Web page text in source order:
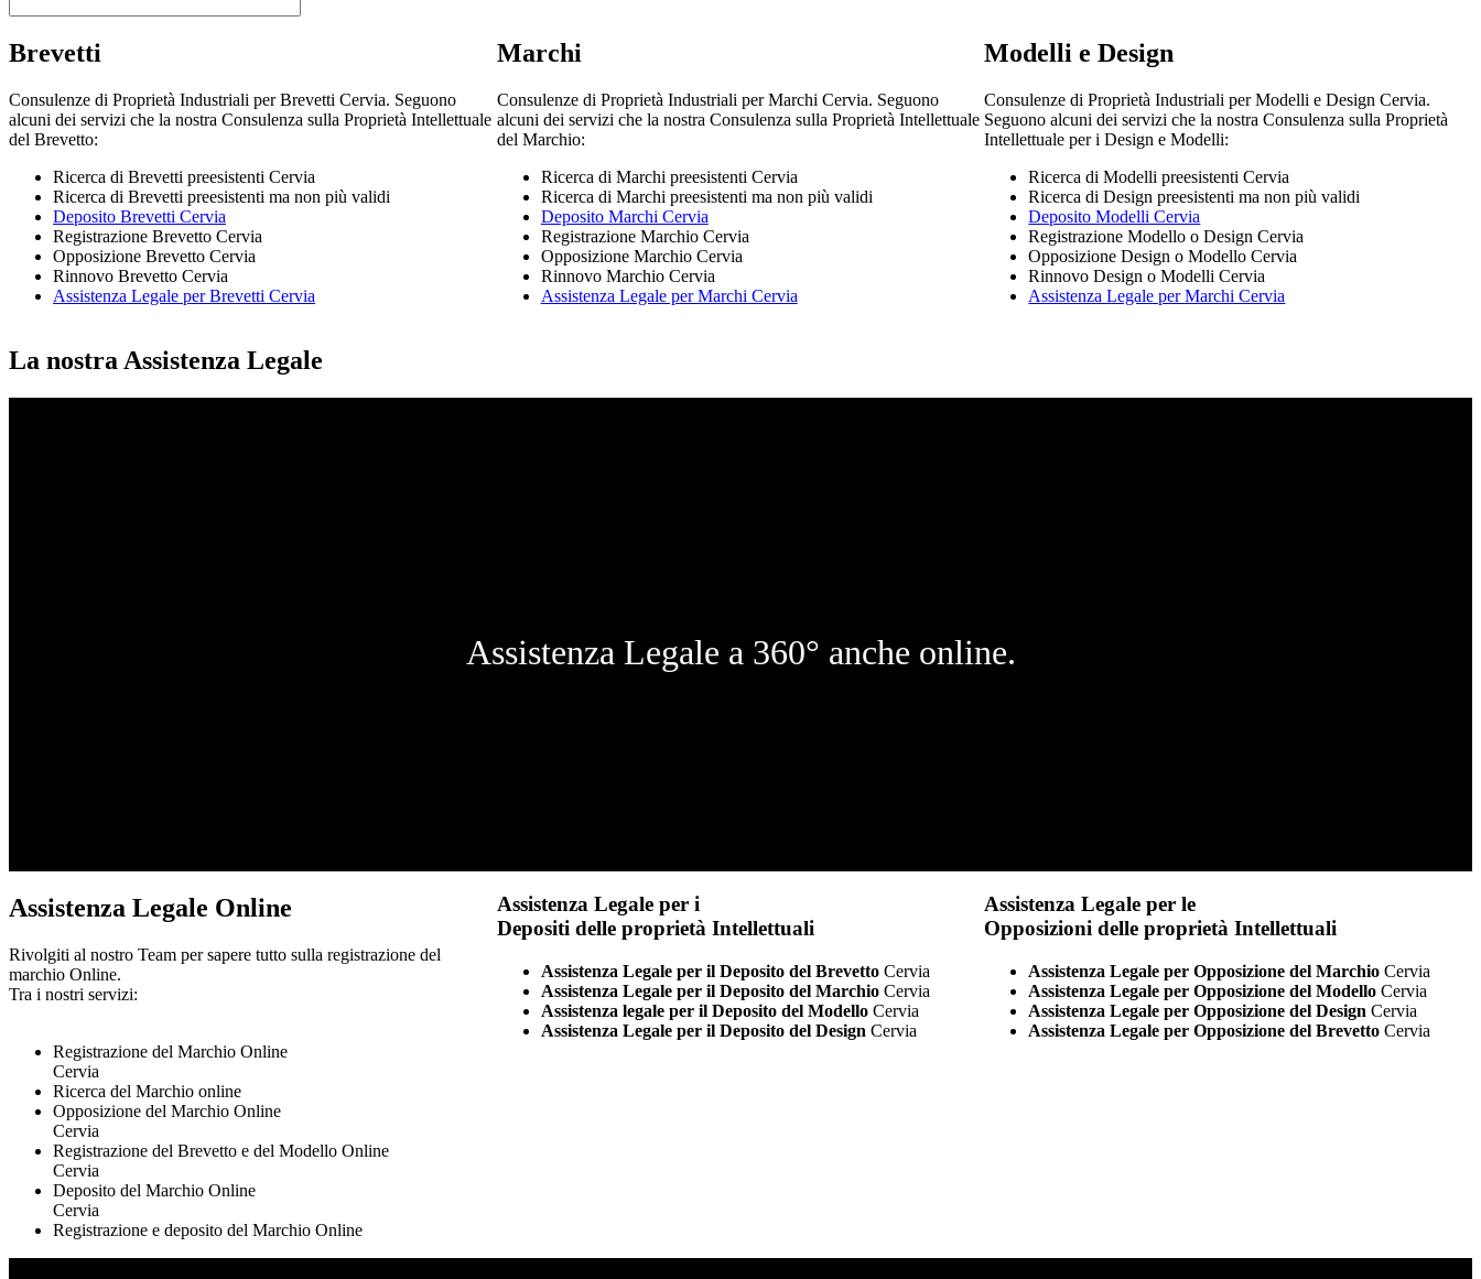
Brevetti
Consulenze di Proprietà Industriali per Brevetti Cervia. Seguono
alcuni dei servizi che la nostra Consulenza sulla Proprietà Intellettuale
del Brevetto:
Ricerca di Brevetti preesistenti Cervia
Ricerca di Brevetti preesistenti ma non più validi
Deposito Brevetti Cervia
Registrazione Brevetto Cervia
Opposizione Brevetto Cervia
Rinnovo Brevetto Cervia
Assistenza Legale per Brevetti Cervia
Marchi
Consulenze di Proprietà Industriali per Marchi Cervia. Seguono
alcuni dei servizi che la nostra Consulenza sulla Proprietà Intellettuale
del Marchio:
Ricerca di Marchi preesistenti Cervia
Ricerca di Marchi preesistenti ma non più validi
Deposito Marchi Cervia
Registrazione Marchio Cervia
Opposizione Marchio Cervia
Rinnovo Marchio Cervia
Assistenza Legale per Marchi Cervia
Modelli e Design
Consulenze di Proprietà Industriali per Modelli e Design Cervia.
Seguono alcuni dei servizi che la nostra Consulenza sulla Proprietà
Intellettuale per i Design e Modelli:
Ricerca di Modelli preesistenti Cervia
Ricerca di Design preesistenti ma non più validi
Deposito Modelli Cervia
Registrazione Modello o Design Cervia
Opposizione Design o Modello Cervia
Rinnovo Design o Modelli Cervia
Assistenza Legale per Marchi Cervia
La nostra Assistenza Legale
Assistenza Legale a 360° anche online.
Assistenza Legale Online
Rivolgiti al nostro Team per sapere tutto sulla registrazione del
marchio Online.
Tra i nostri servizi:
Registrazione del Marchio Online
Cervia
Ricerca del Marchio online
Opposizione del Marchio Online
Cervia
Registrazione del Brevetto e del Modello Online
Cervia
Deposito del Marchio Online
Cervia
Registrazione e deposito del Marchio Online
Assistenza Legale per i
Depositi delle proprietà Intellettuali
Assistenza Legale per il Deposito del BrevettoCervia
Assistenza Legale per il Deposito del MarchioCervia
Assistenza legale per il Deposito del ModelloCervia
Assistenza Legale per il Deposito del Design Cervia
Assistenza Legale per le
Opposizioni delle proprietà Intellettuali
Assistenza Legale per Opposizione del Marchio Cervia
Assistenza Legale per Opposizione del Modello Cervia
Assistenza Legale per Opposizione del Design Cervia
Assistenza Legale per Opposizione del Brevetto Cervia